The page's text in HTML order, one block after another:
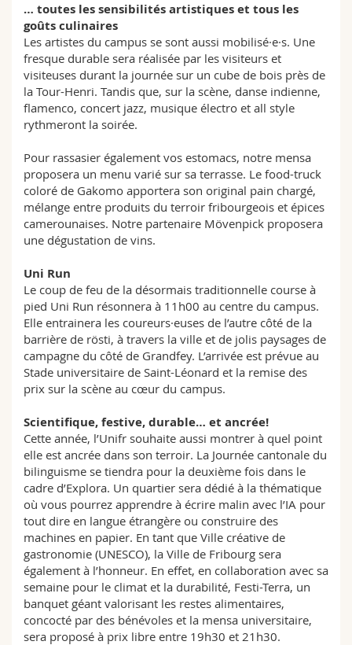
… toutes les sensibilités artistiques et tous les
goûts culinaires
Les artistes du campus se sont aussi mobilisé·e·s. Une
fresque durable sera réalisée par les visiteurs et
visiteuses durant la journée sur un cube de bois près de
la Tour-Henri. Tandis que, sur la scène, danse indienne,
flamenco, concert jazz, musique électro et all style
rythmeront la soirée.
Pour rassasier également vos estomacs, notre mensa
proposera un menu varié sur sa terrasse. Le food-truck
coloré de Gakomo apportera son original pain chargé,
mélange entre produits du terroir fribourgeois et épices
camerounaises. Notre partenaire Mövenpick proposera
une dégustation de vins.
Uni Run
Le coup de feu de la désormais traditionnelle course à
pied Uni Run résonnera à 11h00 au centre du campus.
Elle entrainera les coureurs·euses de l’autre côté de la
barrière de rösti, à travers la ville et de jolis paysages de
campagne du côté de Grandfey. L’arrivée est prévue au
Stade universitaire de Saint-Léonard et la remise des
prix sur la scène au cœur du campus.
Scientifique, festive, durable… et ancrée!
Cette année, l’Unifr souhaite aussi montrer à quel point
elle est ancrée dans son terroir. La Journée cantonale du
bilinguisme se tiendra pour la deuxième fois dans le
cadre d’Explora. Un quartier sera dédié à la thématique
où vous pourrez apprendre à écrire malin avec l’IA pour
tout dire en langue étrangère ou construire des
machines en papier. En tant que Ville créative de
gastronomie (UNESCO), la Ville de Fribourg sera
également à l’honneur. En effet, en collaboration avec sa
semaine pour le climat et la durabilité, Festi-Terra, un
banquet géant valorisant les restes alimentaires,
concocté par des bénévoles et la mensa universitaire,
sera proposé à prix libre entre 19h30 et 21h30.